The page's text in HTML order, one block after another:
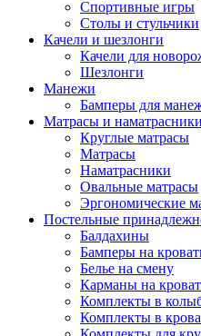
Спортивные игры
Столы и стульчики
Качели и шезлонги
Качели для
Шезлонги
Манежи
Бамперы для
Матрасы и наматрасники
Круглые матрасы
Матрасы
Наматрасники
Овальные матрасы
Эргономические
Постельные
Балдахины
Бамперы на
Белье на смену
Карманы на
Комплекты в
Комплекты в